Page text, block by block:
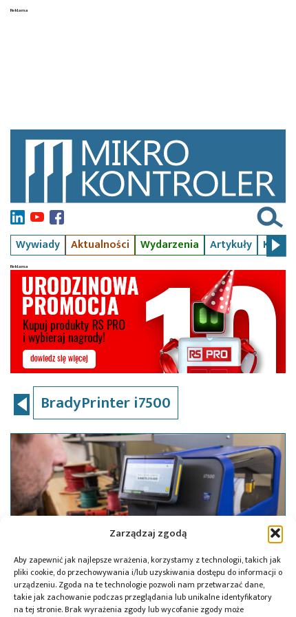
Zarządzaj zgodą
Aby zapewnić jak najlepsze wrażenia, korzystamy z technologii, takich jak
pliki cookie, do przechowywania i/lub uzyskiwania dostępu do informacji o
urządzeniu. Zgoda na te technologie pozwoli nam przetwarzać dane,
takie jak zachowanie podczas przeglądania lub unikalne identyfikatory
na tej stronie. Brak wyrażenia zgody lub wycofanie zgody może
Wywiady Aktualności Wydarzenia Artykuły Kursy
BradyPrinter i7500